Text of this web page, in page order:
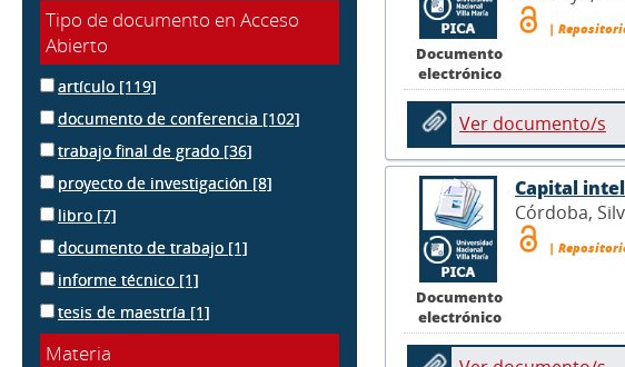
Tipo de documento en Acceso
Abierto
artículo [119]
documento de conferencia [102]
trabajo final de grado [36]
proyecto de investigación [8]
libro [7]
documento de trabajo [1]
informe técnico [1]
tesis de maestría [1]
Materia
Documento
electrónico
|
Ver documento/s
Documento
electrónico
Capital
Córdoba,
|